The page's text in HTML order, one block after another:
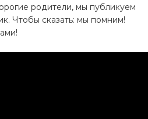
родители, мы публикуем
Чтобы сказать: мы помним!